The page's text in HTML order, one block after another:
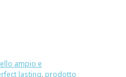
ampio e
lasting, prodotto